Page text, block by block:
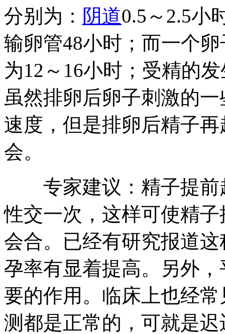
分别为： 阴道0.5～2.5小
输卵管48小时；而一个
为12～16小时；受精的
虽然排卵后卵子刺激的
速度，但是排卵后精子
会。
专家建议：精子提前
性交一次，这样可使精
会合。已经有研究报道
孕率有显着提高。另外
要的作用。临床上也经
测都是正常的，可就是